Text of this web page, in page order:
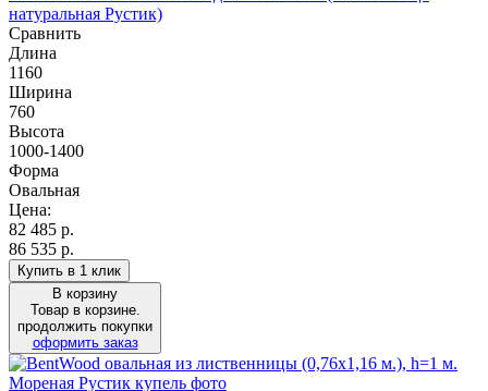
натуральная Рустик)
Сравнить
Длина
1160
Ширина
760
Высота
1000-1400
Форма
Овальная
Цена:
82 485 р.
86 535 р.
Купить в 1 клик
В корзину
Товар в корзине.
продолжить покупки
оформить заказ